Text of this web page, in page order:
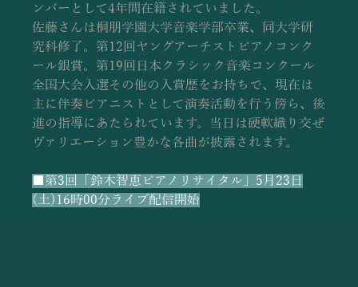
ンバーとして4年間在籍されていました。
佐藤さんは桐朋学園大学音楽学部卒業、同大学研
究科修了。第12回ヤングアーチストピアノコンク
ール銀賞。第19回日本クラシック音楽コンクール
全国大会入選その他の入賞歴をお持ちで、現在は
主に伴奏ピアニストとして演奏活動を行う傍ら、後
進の指導にあたられています。当日は硬軟織り交ぜ
ヴァリエーション豊かな各曲が披露されます。
■第3回「鈴木智恵ピアノリサイタル」5月23日
(土)16時00分ライブ配信開始